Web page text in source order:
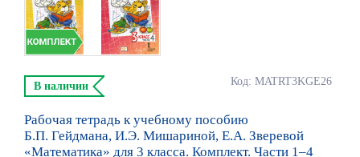
Код: MATRT3KGE26
В наличии
Рабочая тетрадь к учебному пособию
Б.П. Гейдмана, И.Э. Мишариной, Е.А. Зверевой
«Математика» для 3 класса. Комплект. Части 1–4